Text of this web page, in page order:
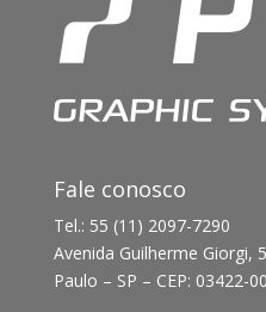
Fale conosco
Tel.: 55 (11) 2097-7290
Avenida Guilherme Giorgi,
Paulo – SP – CEP: 03422-